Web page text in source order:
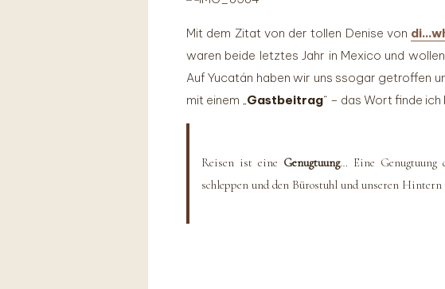
Mit dem Zitat von der tollen Denise von
waren beide letztes Jahr in Mexico und
Auf Yucatán haben wir uns ssogar getroffen
mit einem „Gastbeitrag“ – das Wort finde ich
Reisen ist eine Genugtuung… Eine
schleppen und den Bürostuhl und unseren